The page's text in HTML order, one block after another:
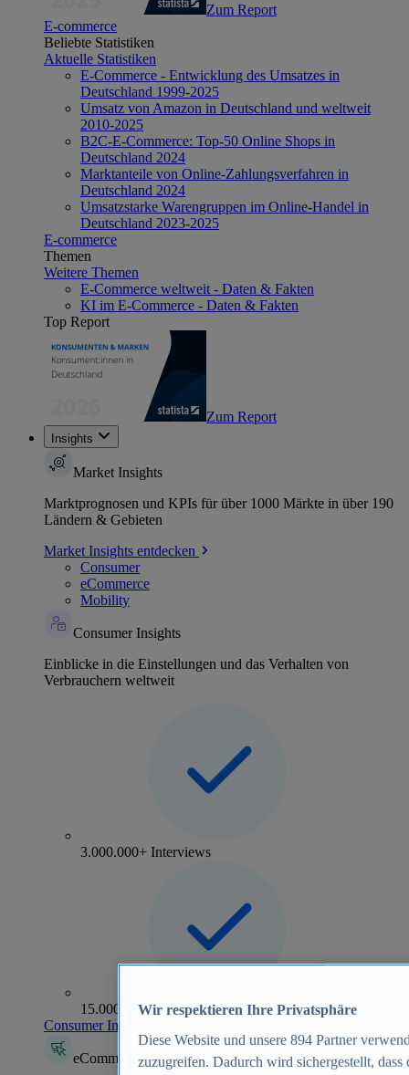
Zum Report
E-commerce
Beliebte Statistiken
Aktuelle Statistiken
E-Commerce - Entwicklung des Umsatzes in
Deutschland 1999-2025
Umsatz von Amazon in Deutschland und weltweit
2010-2025
B2C-E-Commerce: Top-50 Online Shops in
Deutschland 2024
Marktanteile von Online-Zahlungsverfahren in
Deutschland 2024
Umsatzstarke Warengruppen im Online-Handel in
Deutschland 2023-2025
E-commerce
Themen
Weitere Themen
E-Commerce weltweit - Daten & Fakten
KI im E-Commerce - Daten & Fakten
Top Report
Zum Report
Insights
Market Insights
Marktprognosen und KPIs für über 1000 Märkte in über 190
Ländern & Gebieten
Market Insights entdecken
Consumer
eCommerce
Mobility
Consumer Insights
Einblicke in die Einstellungen und das Verhalten von
Verbrauchern weltweit
3.000.000+ Interviews
15.000+ Marken
Consumer Insights entdecken
eCommerce Insights
Wir respektieren Ihre Privatsphäre
Diese Website und unsere 894 Partner
zuzugreifen. Dadurch wird sichergestellt,